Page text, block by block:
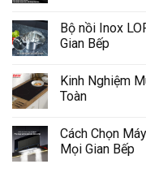
Bộ nồi Inox
Gian Bếp
Kinh Nghiệm
Toàn
Cách Chọn
Mọi Gian Bếp